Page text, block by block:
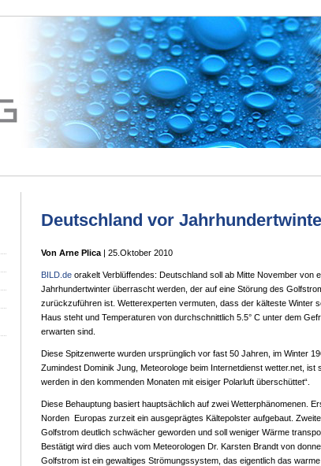
Deutschland vor
Von Arne Plica | 25.Oktober 2010
BILD.de orakelt Verblüffendes: Deutschland soll ab Mitte November von
Jahrhundertwinter überrascht werden, der auf eine Störung des
zurückzuführen ist. Wetterexperten vermuten, dass der kälteste Winter
Haus steht und Temperaturen von durchschnittlich 5.5° C unter dem
erwarten sind.
Diese Spitzenwerte wurden ursprünglich vor fast 50 Jahren, im Winter
Zumindest Dominik Jung, Meteorologe beim Internetdienst wetter.net, ist
werden in den kommenden Monaten mit eisiger Polarluft überschüttet“.
Diese Behauptung basiert hauptsächlich auf zwei Wetterphänomenen.
Norden Europas zurzeit ein ausgeprägtes Kältepolster aufgebaut.
Golfstrom deutlich schwächer geworden und soll weniger Wärme
Bestätigt wird dies auch vom Meteorologen Dr. Karsten Brandt von
Golfstrom ist ein gewaltiges Strömungssystem, das eigentlich das